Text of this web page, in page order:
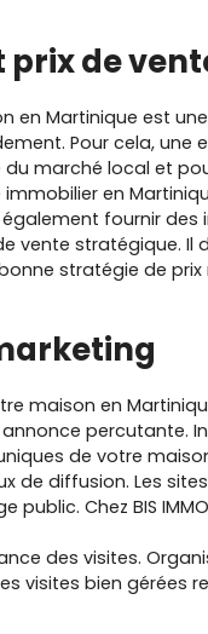
prix de
en Martinique est
Pour cela, une
marché local et
immobilier en
fournir des
de vente
stratégie de
maison en
percutante.
de votre
de diffusion. Les
public. Chez BIS
des visites.
visites bien gérées